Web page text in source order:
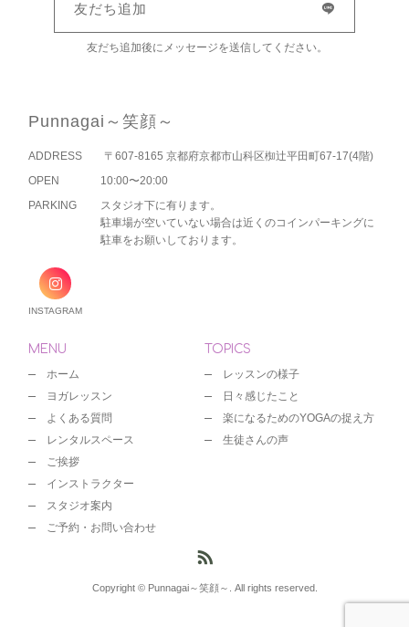
友だち追加
友だち追加後にメッセージを送信してください。
Punnagai～笑顔～
ADDRESS
〒607-8165 京都府京都市山科区椥辻平田町67-17(4階)
OPEN
10:00〜20:00
PARKING
スタジオ下に有ります。
駐車場が空いていない場合は近くのコインパーキングに
駐車をお願いしております。
INSTAGRAM
MENU
ホーム
ヨガレッスン
よくある質問
レンタルスペース
ご挨拶
インストラクター
スタジオ案内
ご予約・お問い合わせ
TOPICS
レッスンの様子
日々感じたこと
楽になるためのYOGAの捉え方
生徒さんの声
Copyright © Punnagai～笑顔～. All rights reserved.